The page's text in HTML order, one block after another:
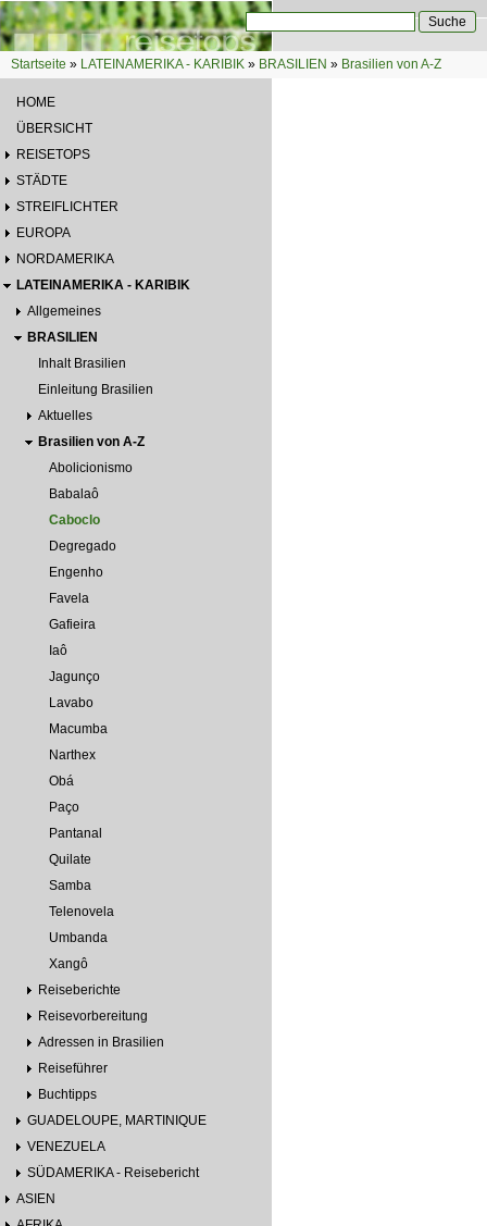
Direkt zum Inhalt
Suchformular
Sie sind hier
Startseite » LATEINAMERIKA - KARIBIK » BRASILIEN » Brasilien von A-Z
HOME
ÜBERSICHT
REISETOPS
STÄDTE
STREIFLICHTER
EUROPA
NORDAMERIKA
LATEINAMERIKA - KARIBIK
Allgemeines
BRASILIEN
Inhalt Brasilien
Einleitung Brasilien
Aktuelles
Brasilien von A-Z
Abolicionismo
Babalaô
Caboclo
Degregado
Engenho
Favela
Gafieira
Iaô
Jagunço
Lavabo
Macumba
Narthex
Obá
Paço
Pantanal
Quilate
Samba
Telenovela
Umbanda
Xangô
Reiseberichte
Reisevorbereitung
Adressen in Brasilien
Reiseführer
Buchtipps
GUADELOUPE, MARTINIQUE
VENEZUELA
SÜDAMERIKA - Reisebericht
ASIEN